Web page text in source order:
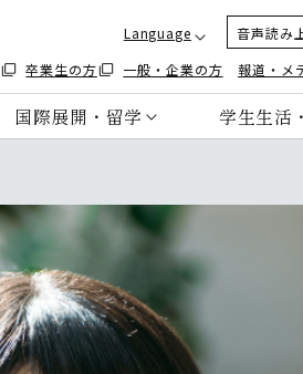
Language
音声読み
卒業生の方 一般・企業の方 報道・メ
国際展開・留学 学生生活